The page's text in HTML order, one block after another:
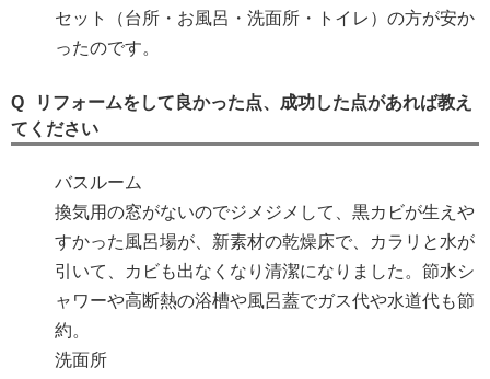
セット（台所・お風呂・洗面所・トイレ）の方が安か
ったのです。
リフォームをして良かった点、成功した点があれば教え
てください
バスルーム
換気用の窓がないのでジメジメして、黒カビが生えや
すかった風呂場が、新素材の乾燥床で、カラリと水が
引いて、カビも出なくなり清潔になりました。節水シ
ャワーや高断熱の浴槽や風呂蓋でガス代や水道代も節
約。
洗面所